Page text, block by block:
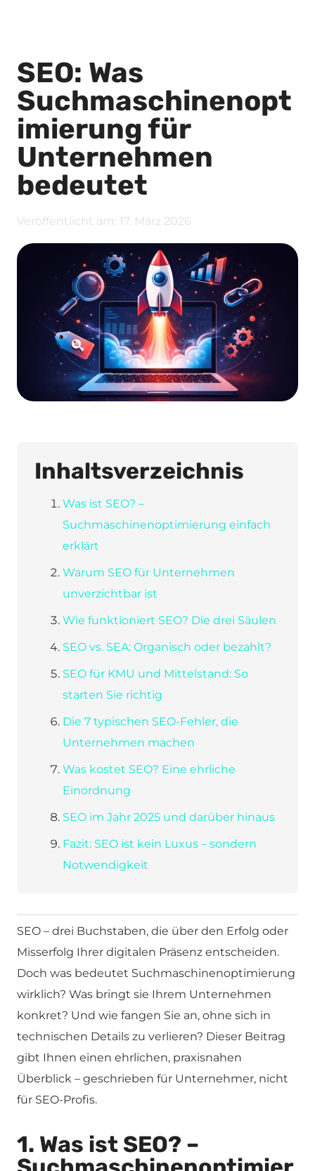
SEO: Was
Suchmaschinenopt
imierung für
Unternehmen
bedeutet
Veröffentlicht am: 17. März 2026
Inhaltsverzeichnis
Was ist SEO? –
Suchmaschinenoptimierung einfach
erklärt
Warum SEO für Unternehmen
unverzichtbar ist
Wie funktioniert SEO? Die drei Säulen
SEO vs. SEA: Organisch oder bezahlt?
SEO für KMU und Mittelstand: So
starten Sie richtig
Die 7 typischen SEO-Fehler, die
Unternehmen machen
Was kostet SEO? Eine ehrliche
Einordnung
SEO im Jahr 2025 und darüber hinaus
Fazit: SEO ist kein Luxus – sondern
Notwendigkeit
SEO – drei Buchstaben, die über den Erfolg oder
Misserfolg Ihrer digitalen Präsenz entscheiden.
Doch was bedeutet Suchmaschinenoptimierung
wirklich? Was bringt sie Ihrem Unternehmen
konkret? Und wie fangen Sie an, ohne sich in
technischen Details zu verlieren? Dieser Beitrag
gibt Ihnen einen ehrlichen, praxisnahen
Überblick – geschrieben für Unternehmer, nicht
für SEO-Profis.
1. Was ist SEO? –